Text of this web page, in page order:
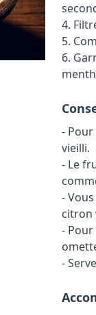
4.
5.
6.
-
vieilli.
- Le
-
citron
-
-